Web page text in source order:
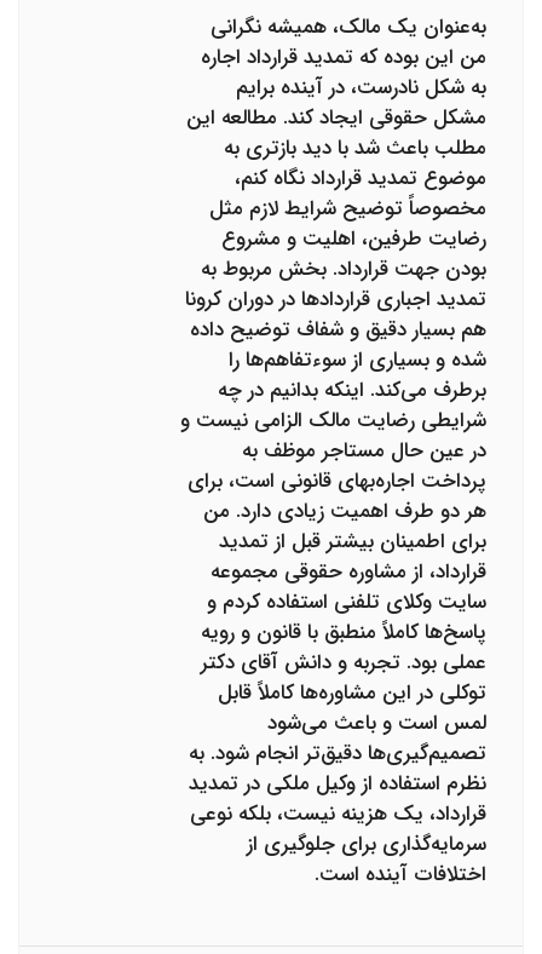
به‌عنوان یک مالک، همیشه نگرانی
من این بوده که تمدید قرارداد اجاره
به شکل نادرست، در آینده برایم
مشکل حقوقی ایجاد کند. مطالعه این
مطلب باعث شد با دید بازتری به
موضوع تمدید قرارداد نگاه کنم،
مخصوصاً توضیح شرایط لازم مثل
رضایت طرفین، اهلیت و مشروع
بودن جهت قرارداد. بخش مربوط به
تمدید اجباری قراردادها در دوران کرونا
هم بسیار دقیق و شفاف توضیح داده
شده و بسیاری از سوءتفاهم‌ها را
برطرف می‌کند. اینکه بدانیم در چه
شرایطی رضایت مالک الزامی نیست و
در عین حال مستاجر موظف به
پرداخت اجاره‌بهای قانونی است، برای
هر دو طرف اهمیت زیادی دارد. من
برای اطمینان بیشتر قبل از تمدید
قرارداد، از مشاوره حقوقی مجموعه
سایت وکلای تلفنی استفاده کردم و
پاسخ‌ها کاملاً منطبق با قانون و رویه
عملی بود. تجربه و دانش آقای دکتر
توکلی در این مشاوره‌ها کاملاً قابل
لمس است و باعث می‌شود
تصمیم‌گیری‌ها دقیق‌تر انجام شود. به
نظرم استفاده از وکیل ملکی در تمدید
قرارداد، یک هزینه نیست، بلکه نوعی
سرمایه‌گذاری برای جلوگیری از
اختلافات آینده است.